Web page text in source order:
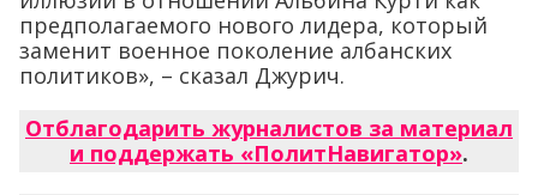
предполагаемого нового лидера, который
заменит военное поколение албанских
политиков», – сказал Джурич.
Отблагодарить журналистов за материал
и поддержать «ПолитНавигатор».